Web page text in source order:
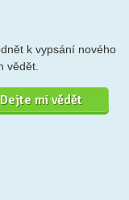
k vypsání nového
vědět.